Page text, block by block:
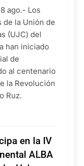
ago.- Los
de la Unión de
(UJC) del
han iniciado
de
al centenario
la Revolución
Ruz.
en la IV
ALBA